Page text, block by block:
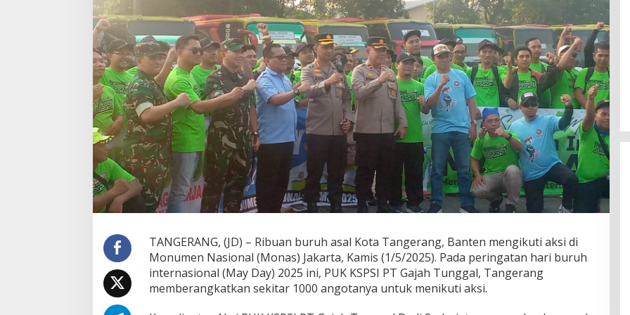
y
,
R
b
u
a
n
B
u
r
T
a
e
r
a
n
g
TANGERANG, (JD) – Ribuan buruh asal Kota Tangerang, Banten mengikuti aksi di
Monumen Nasional (Monas) Jakarta, Kamis (1/5/2025). Pada peringatan hari buruh
internasional (May Day) 2025 ini, PUK KSPSI PT Gajah Tunggal, Tangerang
memberangkatkan sekitar 1000 angotanya untuk menikuti aksi.
Fenomena “Dascomology” Dinilai
Cerminkan Pentingnya Komunikasi
Politik dalam Menjaga
Kepercayaan Publik
Di Politik 5 Juli 2026